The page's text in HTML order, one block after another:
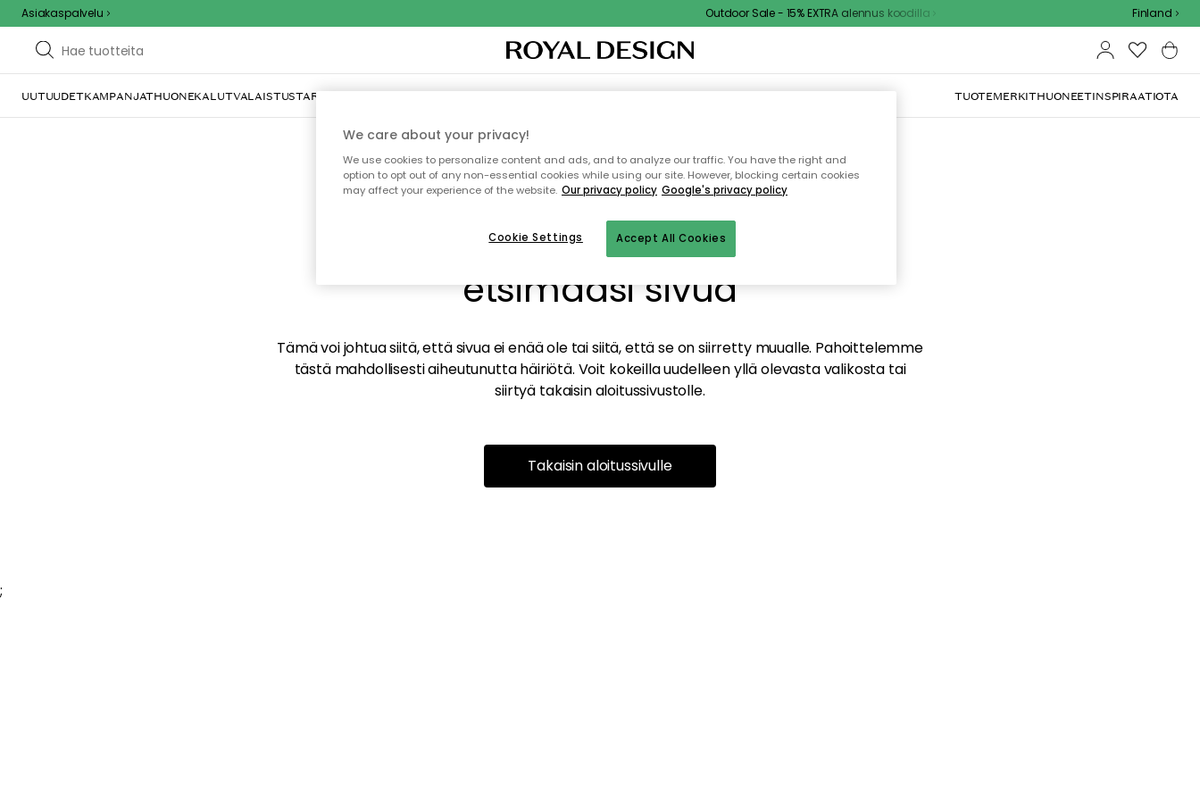
Asiakaspalvelu Outdoor Sale - 15% EXTRA alennus koodilla Finland
UUTUUDETKAMPANJATHUONEKALUTVALAISTUSTARJOILU JA KATTAUSSISUSTUSTEKSTIILIT & MATOTKEITTIÖSÄILYTYSULKOKALUSTEET TUOTEMERKITHUONEETINSPIRAATIOTA
Emme valitettavasti löydä
etsimääsi sivua
Tämä voi johtua siitä, että sivua ei enää ole tai siitä, että se on siirretty muualle. Pahoittelemme
tästä mahdollisesti aiheutunutta häiriötä. Voit kokeilla uudelleen yllä olevasta valikosta tai
siirtyä takaisin aloitussivustolle.
Takaisin aloitussivulle
;
We care about your privacy!
We use cookies to personalize content and ads, and to analyze our traffic. You have the right and
option to opt out of any non-essential cookies while using our site. However, blocking certain cookies
may affect your experience of the website. Our privacy policy Google's privacy policy
Accept All Cookies
Cookie Settings